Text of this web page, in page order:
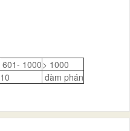
601- 1000> 1000
10 đàm phán